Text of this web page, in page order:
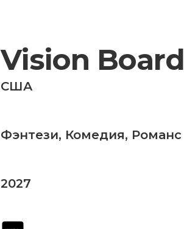
Vision Board
США
Фэнтези, Комедия, Романс
2027